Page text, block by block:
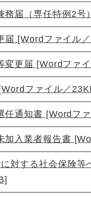
務届（専任特例2
届 [Wordファイル
変更届 [Wordファ
ファイル／
任通知書 [Wordフ
加入業者報告書
対する社会保険